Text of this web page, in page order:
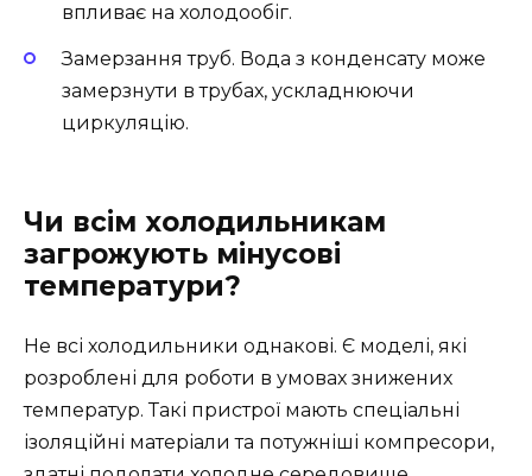
впливає на холодообіг.
Замерзання труб. Вода з конденсату може
замерзнути в трубах, ускладнюючи
циркуляцію.
Чи всім холодильникам
загрожують мінусові
температури?
Не всі холодильники однакові. Є моделі, які
розроблені для роботи в умовах знижених
температур. Такі пристрої мають спеціальні
ізоляційні матеріали та потужніші компресори,